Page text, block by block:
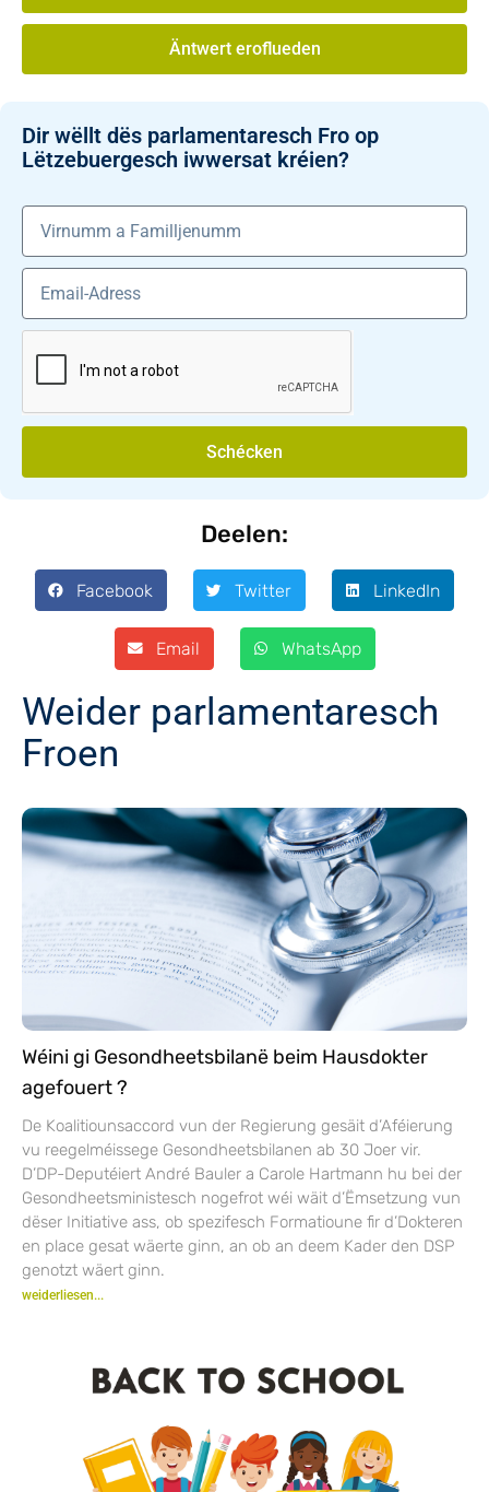
Äntwert eroflueden
Dir wëllt dës parlamentaresch Fro op
Lëtzebuergesch iwwersat kréien?
Schécken
Deelen:
Facebook Twitter LinkedIn
Email WhatsApp
Weider parlamentaresch
Froen
Wéini gi Gesondheetsbilanë beim Hausdokter
agefouert ?
De Koalitiounsaccord vun der Regierung gesäit d’Aféierung
vu reegelméissege Gesondheetsbilanen ab 30 Joer vir.
D’DP-Deputéiert André Bauler a Carole Hartmann hu bei der
Gesondheetsministesch nogefrot wéi wäit d’Ëmsetzung vun
dëser Initiative ass, ob spezifesch Formatioune fir d’Dokteren
en place gesat wäerte ginn, an ob an deem Kader den DSP
genotzt wäert ginn.
weiderliesen...